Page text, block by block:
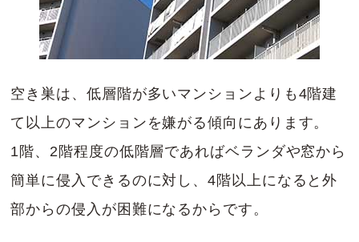
空き巣は、低層階が多いマンションよりも4階建
て以上のマンションを嫌がる傾向にあります。
1階、2階程度の低階層であればベランダや窓から
簡単に侵入できるのに対し、4階以上になると外
部からの侵入が困難になるからです。